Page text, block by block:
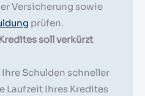
Versicherung sowie
prüfen.
soll verkürzt
Schulden schneller
Laufzeit Ihres Kredites